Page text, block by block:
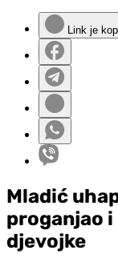
Link je
Mladić
proganjao
djevojke